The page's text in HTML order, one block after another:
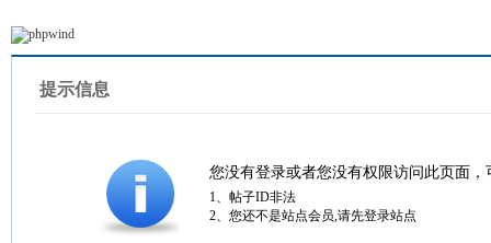
提示信息
您没有登录或者您没有权限访问此页面
1、帖子ID非法
2、您还不是站点会员,请先登录站点